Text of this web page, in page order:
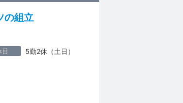
の組立
日 5勤2休（土日）